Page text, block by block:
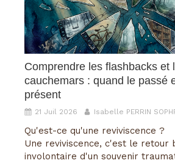
Comprendre les flashbacks et
cauchemars : quand le passé
présent
21 Juil 2026 Isabelle PERRIN
Qu'est-ce qu'une reviviscence ?
Une reviviscence, c'est le retour
involontaire d'un souvenir